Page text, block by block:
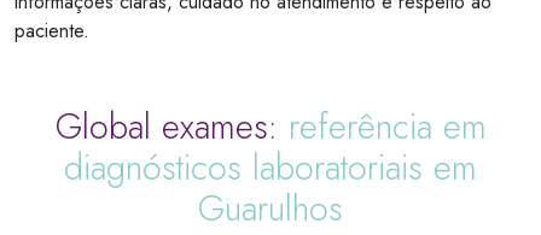
paciente.
Global exames: referência em
diagnósticos laboratoriais em
Guarulhos